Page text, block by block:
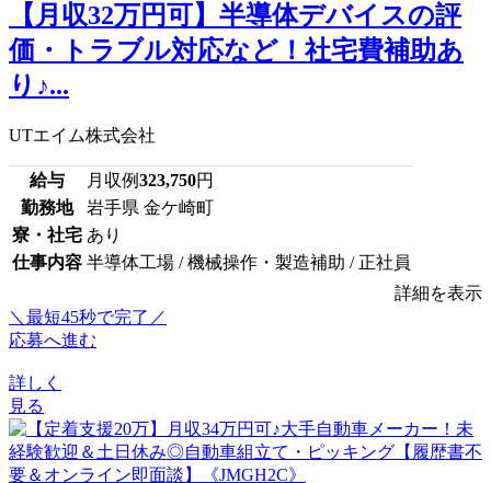
【月収32万円可】半導体デバイスの評
価・トラブル対応など！社宅費補助あ
り♪...
UTエイム株式会社
給与 月収例323,750円
勤務地
岩手県 金ケ崎町
寮・社宅 あり
仕事内容 半導体工場 / 機械操作・製造補助 / 正社員
詳細を表示
＼最短45秒で完了／
応募へ進む
詳しく
見る